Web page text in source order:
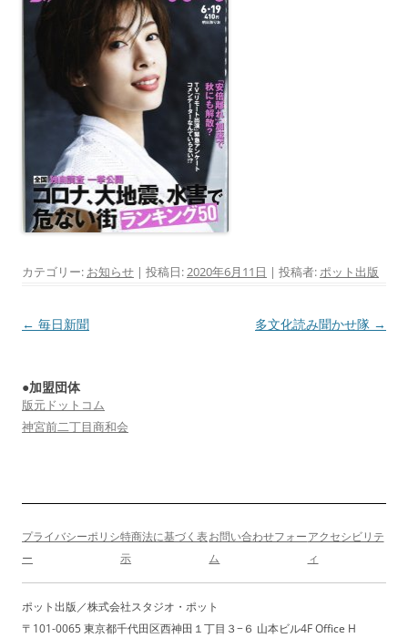
カテゴリー: お知らせ | 投稿日:2020年6月11日 | 投稿者:ポット出版
投
ビ
ゲ
ョ
ン
← 毎日新聞 多文化読み聞かせ隊 →
●加盟団体
版元ドットコム
神宮前二丁目商和会
プライバシーポリシ
ー
特商法に基づく表
示
お問い合わせフォー
ム
アクセシビリテ
ィ
ポット出版／株式会社スタジオ・ポット
〒101-0065 東京都千代田区西神田１丁目３−６ 山本ビル4F Office H